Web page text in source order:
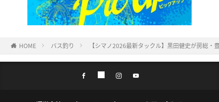
HOME バス釣り 【シマノ2026最新タックル】黒田健史が房総